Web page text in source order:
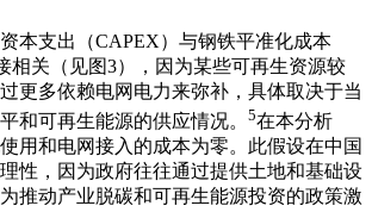
本支出（CAPEX）与钢铁平准化成本
相关（见图3），因为某些可再生资源较
更多依赖电网电力来弥补，具体取决于当
和可再生能源的供应情况。 5在本分析
用和电网接入的成本为零。此假设在中国
性，因为政府往往通过提供土地和基础设
推动产业脱碳和可再生能源投资的政策激